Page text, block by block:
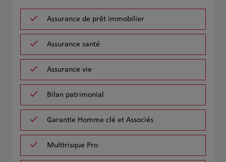
Assurance de prêt immobilier
Assurance santé
Assurance vie
Bilan patrimonial
Garantie Homme clé et Associés
Multirisque Pro